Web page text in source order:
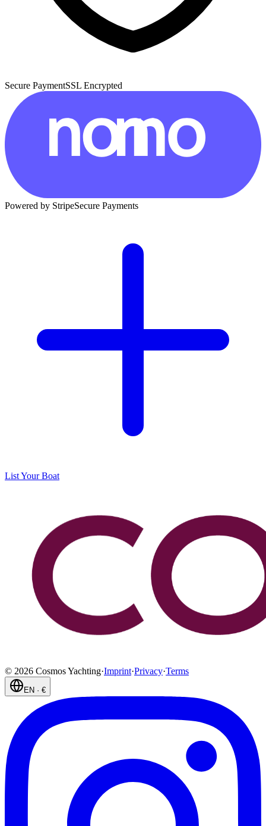
Secure PaymentSSL Encrypted
Powered by StripeSecure Payments
List Your Boat
© 2026 Cosmos Yachting·Imprint·Privacy·Terms
EN · €